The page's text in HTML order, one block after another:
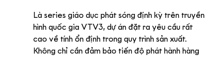
Là series giáo dục phát sóng định kỳ trên truyền
hình quốc gia VTV3, dự án đặt ra yêu cầu rất
cao về tính ổn định trong quy trình sản xuất.
Không chỉ cần đảm bảo tiến độ phát hành hàng